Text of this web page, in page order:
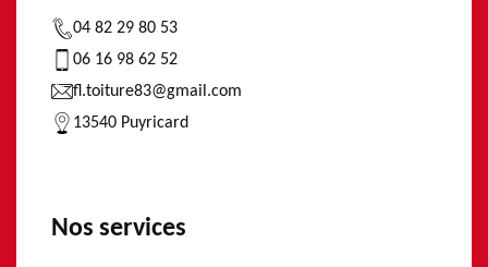
04 82 29 80 53
06 16 98 62 52
fl.toiture83@gmail.com
13540 Puyricard
Nos services